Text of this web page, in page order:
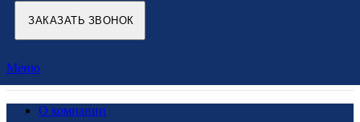
Меню
О компании